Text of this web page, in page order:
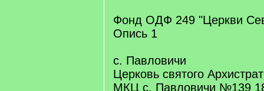
Фонд ОДФ 249 "Церкви
Опись 1
с. Павловичи
Церковь святого
МКЦ с. Павловичи №139